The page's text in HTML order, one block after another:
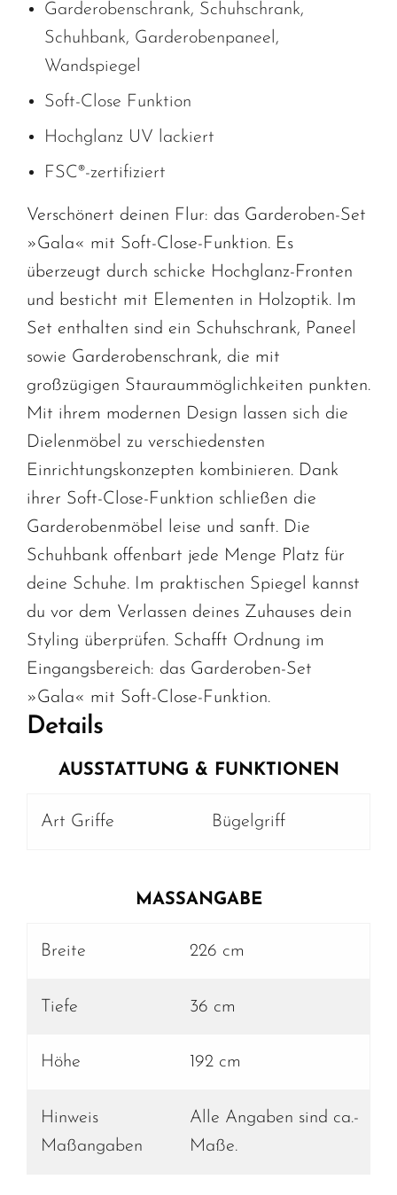
Garderobenschrank, Schuhschrank,
Schuhbank, Garderobenpaneel,
Wandspiegel
Soft-Close Funktion
Hochglanz UV lackiert
FSC®-zertifiziert
Verschönert deinen Flur: das Garderoben-Set
»Gala« mit Soft-Close-Funktion. Es
überzeugt durch schicke Hochglanz-Fronten
und besticht mit Elementen in Holzoptik. Im
Set enthalten sind ein Schuhschrank, Paneel
sowie Garderobenschrank, die mit
großzügigen Stauraummöglichkeiten punkten.
Mit ihrem modernen Design lassen sich die
Dielenmöbel zu verschiedensten
Einrichtungskonzepten kombinieren. Dank
ihrer Soft-Close-Funktion schließen die
Garderobenmöbel leise und sanft. Die
Schuhbank offenbart jede Menge Platz für
deine Schuhe. Im praktischen Spiegel kannst
du vor dem Verlassen deines Zuhauses dein
Styling überprüfen. Schafft Ordnung im
Eingangsbereich: das Garderoben-Set
»Gala« mit Soft-Close-Funktion.
Details
AUSSTATTUNG & FUNKTIONEN
Art Griffe Bügelgriff
MASSANGABE
Breite 226 cm
Tiefe 36 cm
Höhe 192 cm
Hinweis
Maßangaben
Alle Angaben sind ca.-
Maße.